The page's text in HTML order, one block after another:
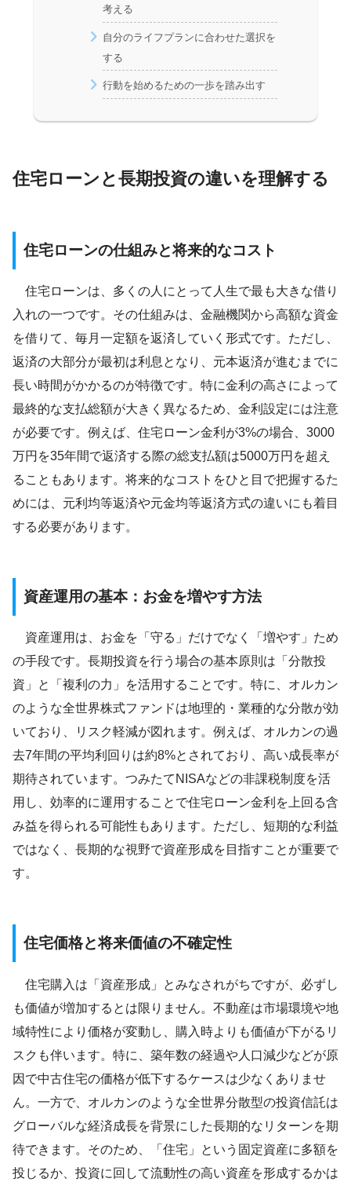
考える
自分のライフプランに合わせた選択を
する
行動を始めるための一歩を踏み出す
住宅ローンと長期投資の違いを理解する
住宅ローンの仕組みと将来的なコスト
住宅ローンは、多くの人にとって人生で最も大きな借り
入れの一つです。その仕組みは、金融機関から高額な資金
を借りて、毎月一定額を返済していく形式です。ただし、
返済の大部分が最初は利息となり、元本返済が進むまでに
長い時間がかかるのが特徴です。特に金利の高さによって
最終的な支払総額が大きく異なるため、金利設定には注意
が必要です。例えば、住宅ローン金利が3%の場合、3000
万円を35年間で返済する際の総支払額は5000万円を超え
ることもあります。将来的なコストをひと目で把握するた
めには、元利均等返済や元金均等返済方式の違いにも着目
する必要があります。
資産運用の基本：お金を増やす方法
資産運用は、お金を「守る」だけでなく「増やす」ため
の手段です。長期投資を行う場合の基本原則は「分散投
資」と「複利の力」を活用することです。特に、オルカン
のような全世界株式ファンドは地理的・業種的な分散が効
いており、リスク軽減が図れます。例えば、オルカンの過
去7年間の平均利回りは約8%とされており、高い成長率が
期待されています。つみたてNISAなどの非課税制度を活
用し、効率的に運用することで住宅ローン金利を上回る含
み益を得られる可能性もあります。ただし、短期的な利益
ではなく、長期的な視野で資産形成を目指すことが重要で
す。
住宅価格と将来価値の不確定性
住宅購入は「資産形成」とみなされがちですが、必ずし
も価値が増加するとは限りません。不動産は市場環境や地
域特性により価格が変動し、購入時よりも価値が下がるリ
スクも伴います。特に、築年数の経過や人口減少などが原
因で中古住宅の価格が低下するケースは少なくありませ
ん。一方で、オルカンのような全世界分散型の投資信託は
グローバルな経済成長を背景にした長期的なリターンを期
待できます。そのため、「住宅」という固定資産に多額を
投じるか、投資に回して流動性の高い資産を形成するかは